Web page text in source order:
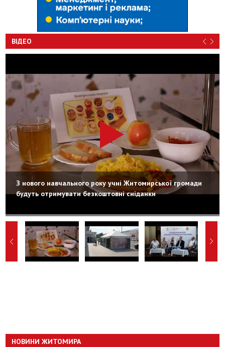
ВІДЕО
З нового навчального року учні Житомирської громади
будуть отримувати безкоштовні сніданки
НОВИНИ ЖИТОМИРА